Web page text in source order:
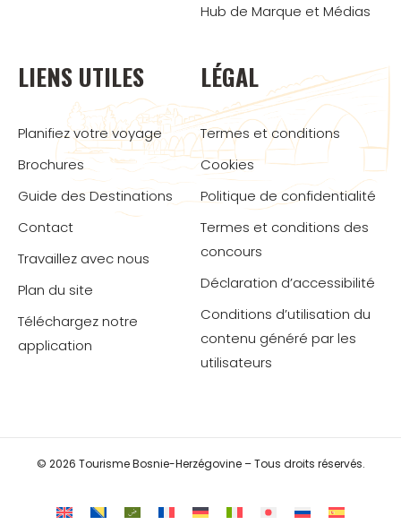
Hub de Marque et Médias
LIENS UTILES
Planifiez votre voyage
Brochures
Guide des Destinations
Contact
Travaillez avec nous
Plan du site
Téléchargez notre
application
LÉGAL
Termes et conditions
Cookies
Politique de confidentialité
Termes et conditions des
concours
Déclaration d’accessibilité
Conditions d’utilisation du
contenu généré par les
utilisateurs
© 2026 Tourisme Bosnie-Herzégovine – Tous droits réservés.